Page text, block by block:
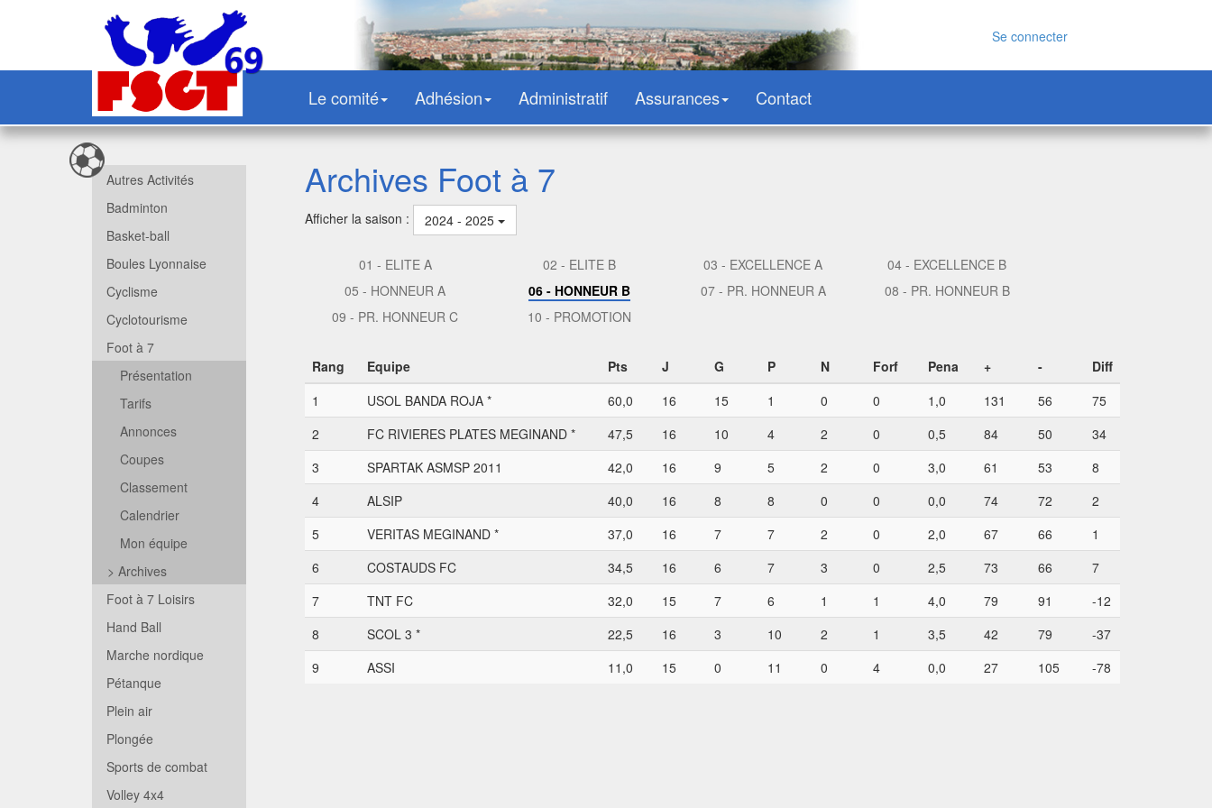
Se connecter
Le comité Adhésion Administratif Assurances Contact
Autres Activités
Badminton
Basket-ball
Boules Lyonnaise
Cyclisme
Cyclotourisme
Foot à 7
Présentation
Tarifs
Annonces
Coupes
Classement
Calendrier
Mon équipe
> Archives
Foot à 7 Loisirs
Hand Ball
Marche nordique
Pétanque
Plein air
Plongée
Sports de combat
Volley 4x4
Archives Foot à 7
Afficher la saison : 2024 - 2025
01 - ELITE A 02 - ELITE B 03 - EXCELLENCE A
04 - EXCELLENCE B
05 - HONNEUR A
06 - HONNEUR B 07 - PR. HONNEUR A
08 - PR. HONNEUR B
09 - PR. HONNEUR C
10 - PROMOTION
Rang Equipe Pts J G P N Forf Pena + -
Diff
1
USOL BANDA ROJA * 60,0 16 15 1 0 0 1,0 131 56
75
2
FC RIVIERES PLATES MEGINAND * 47,5 16 10 4 2 0 0,5 84 50
34
3
SPARTAK ASMSP 2011 42,0 16 9 5 2 0 3,0 61 53
8
4
ALSIP 40,0 16 8 8 0 0 0,0 74 72
2
5
VERITAS MEGINAND * 37,0 16 7 7 2 0 2,0 67 66
1
6
COSTAUDS FC 34,5 16 6 7 3 0 2,5 73 66
7
7
TNT FC 32,0 15 7 6 1 1 4,0 79 91
-12
8
SCOL 3 * 22,5 16 3 10 2 1 3,5 42 79
-37
9
ASSI 11,0 15 0 11 0 4 0,0 27 105 -78